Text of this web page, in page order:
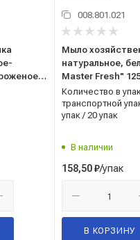
008.801.021
Мыло
натуральное,
Master Fresh"
(1упак.-2шт) 6550
Количество в
транспортной
упак / 20 упак
В наличии
158,50₽/упак
В КОРЗИНУ